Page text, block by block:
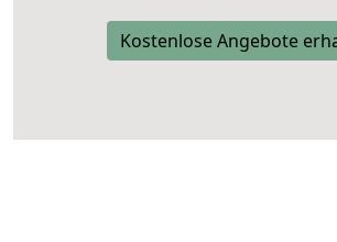
Kostenlose Angebote